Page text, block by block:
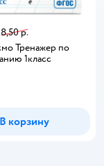
8,50 р.
Тренажер по
1класс
В корзину